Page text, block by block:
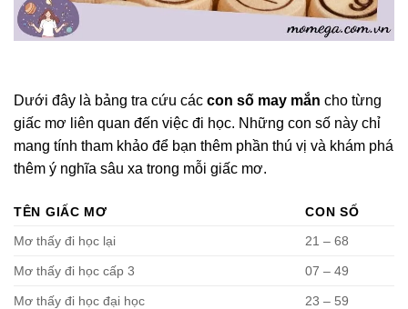
Dưới đây là bảng tra cứu các con số may mắn cho từng
giấc mơ liên quan đến việc đi học. Những con số này chỉ
mang tính tham khảo để bạn thêm phần thú vị và khám phá
thêm ý nghĩa sâu xa trong mỗi giấc mơ.
TÊN GIẤC MƠ
CON SỐ
Mơ thấy đi học lại
21 – 68
Mơ thấy đi học cấp 3 07 – 49
Mơ thấy đi học đại học 23 – 59